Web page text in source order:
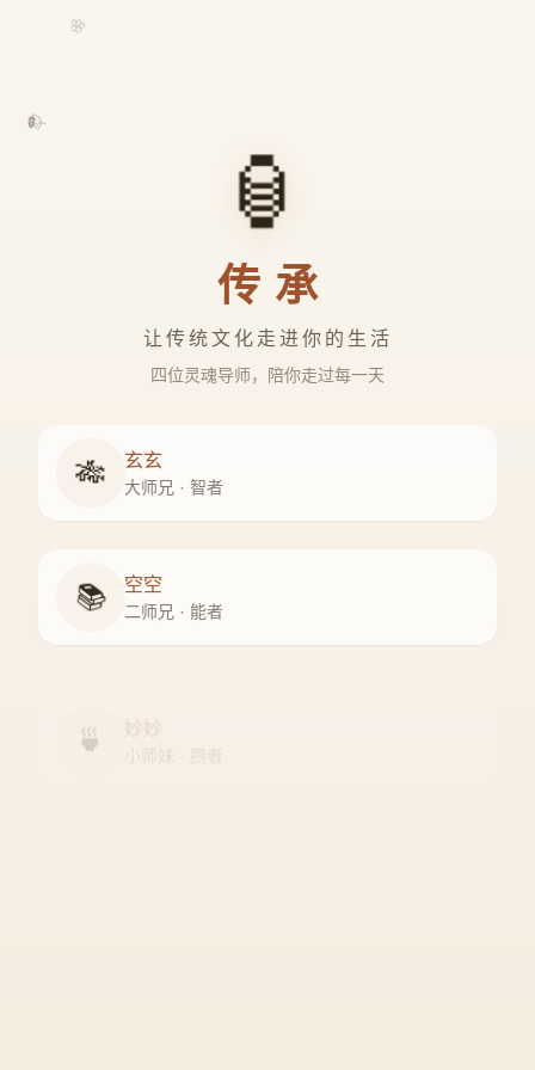
🍃
🌸
🏮
传承
让传统文化走进你的生活
四位灵魂导师，陪你走过每一天
🎋 玄玄
大师兄 · 智者
📚 空空
二师兄 · 能者
🍵 妙妙